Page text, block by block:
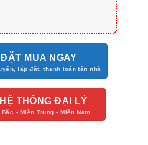
ĐẶT MUA NGAY
HỆ THỐNG ĐẠI LÝ